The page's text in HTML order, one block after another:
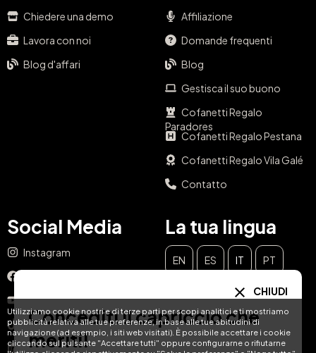
Utilizziamo cookie nostri e di terze parti per scopi analitici e ti mostriamo
pubblicità relativa alle tue preferenze, in base alle tue abitudini di
navigazione (ad esempio, i siti web visitati). È possibile accettare i cookie
cliccando sul pulsante "Accettare tutti" oppure configurarne o rifiutarne
Chiedere una demo
Lavora con noi
Blog d'affari
Affiliazione
Domande frequenti
Blog
Gestisca il suo buono
Cofanetti Regalo
Paradores
Cofanetti Regalo Pestana
Cofanetti Regalo Vila Galé
Contatto
Social Media
Instagram
YouTube
TikTok
LinkedIn
La tua lingua
EN ES IT PT
NL CHIUDI
Concediti il capriccio che
meriti!